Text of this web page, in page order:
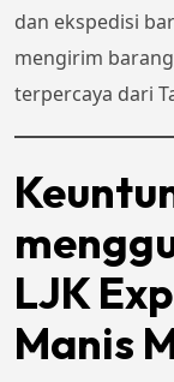
dan ekspedisi
mengirim
terpercaya dari
LJK
Manis